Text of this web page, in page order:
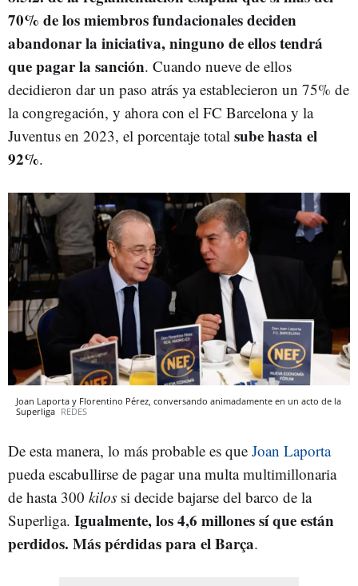
70% de los miembros fundacionales deciden
abandonar la iniciativa, ninguno de ellos tendrá
que pagar la sanción. Cuando nueve de ellos
decidieron dar un paso atrás ya establecieron un 75% de
la congregación, y ahora con el FC Barcelona y la
Juventus en 2023, el porcentaje total sube hasta el
92%.
Joan Laporta y Florentino Pérez, conversando animadamente en un acto de la
Superliga REDES
De esta manera, lo más probable es que Joan Laporta
pueda escabullirse de pagar una multa multimillonaria
de hasta 300 kilos si decide bajarse del barco de la
Superliga. Igualmente, los 4,6 millones sí que están
perdidos. Más pérdidas para el Barça.